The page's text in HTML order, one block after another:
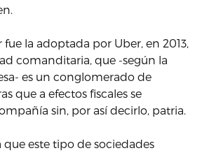
la adoptada por Uber, en 2013,
comanditaria, que -según la
es un conglomerado de
que a efectos fiscales se
sin, por así decirlo, patria.
este tipo de sociedades